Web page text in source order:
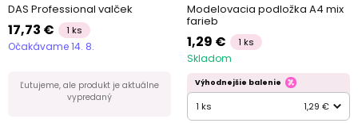
DAS Professional valček
17,73 € 1 ks
Očakávame 14. 8.
Ľutujeme, ale produkt je aktuálne
vypredaný
Modelovacia podložka A4 mix
farieb
1,29 € 1 ks
Skladom
Výhodnejšie balenie
1 ks 1,29 €